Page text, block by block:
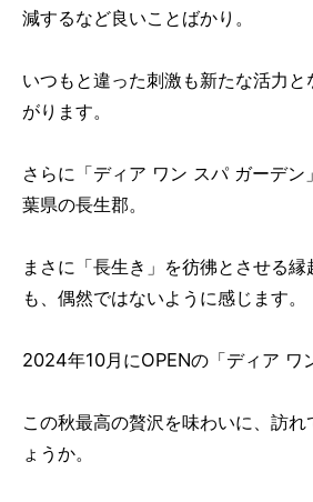
減するなど良いことばかり。
いつもと違った刺激も新たな活力
がります。
さらに「ディア ワン スパ ガーデン
葉県の長生郡。
まさに「長生き」を彷彿とさせる
も、偶然ではないように感じます。
2024年10月にOPENの「ディア ワ
この秋最高の贅沢を味わいに、訪
ょうか。